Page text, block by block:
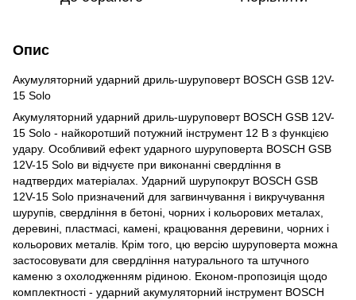
Опис
Акумуляторний ударний дриль-шуруповерт BOSCH GSB 12V-
15 Solo
Акумуляторний ударний дриль-шуруповерт BOSCH GSB 12V-
15 Solo - найкоротший потужний інструмент 12 В з функцією
удару. Особливий ефект ударного шуруповерта BOSCH GSB
12V-15 Solo ви відчуєте при виконанні свердління в
надтвердих матеріалах. Ударний шурупокрут BOSCH GSB
12V-15 Solo призначений для загвинчування і викручування
шурупів, свердління в бетоні, чорних і кольорових металах,
деревині, пластмасі, камені, крацювання деревини, чорних і
кольорових металів. Крім того, цю версію шуруповерта можна
застосовувати для свердління натурального та штучного
каменю з охолодженням рідиною. Економ-пропозиція щодо
комплектності - ударний акумуляторний інструмент BOSCH